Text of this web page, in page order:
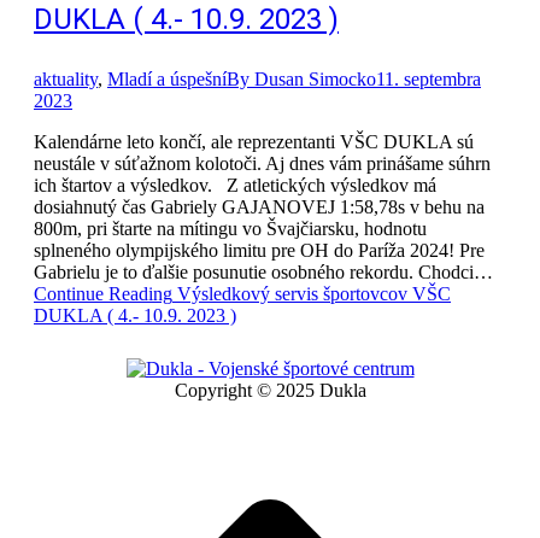
DUKLA ( 4.- 10.9. 2023 )
aktuality, Mladí a úspešníBy Dusan Simocko11. septembra
2023
Kalendárne leto končí, ale reprezentanti VŠC DUKLA sú
neustále v súťažnom kolotoči. Aj dnes vám prinášame súhrn
ich štartov a výsledkov. Z atletických výsledkov má
dosiahnutý čas Gabriely GAJANOVEJ 1:58,78s v behu na
800m, pri štarte na mítingu vo Švajčiarsku, hodnotu
splneného olympijského limitu pre OH do Paríža 2024! Pre
Gabrielu je to ďalšie posunutie osobného rekordu. Chodci…
Continue Reading Výsledkový servis športovcov VŠC
DUKLA ( 4.- 10.9. 2023 )
Copyright © 2025 Dukla